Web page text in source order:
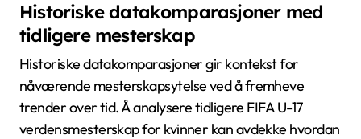
Historiske datakomparasjoner med
tidligere mesterskap
Historiske datakomparasjoner gir kontekst for
nåværende mesterskapsytelse ved å fremheve
trender over tid. Å analysere tidligere FIFA U-17
verdensmesterskap for kvinner kan avdekke hvordan